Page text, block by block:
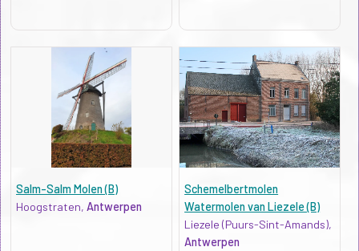
Salm-Salm Molen (B)
Hoogstraten, Antwerpen
Schemelbertmolen
Watermolen van Liezele (B)
Liezele (Puurs-Sint-Amands),
Antwerpen